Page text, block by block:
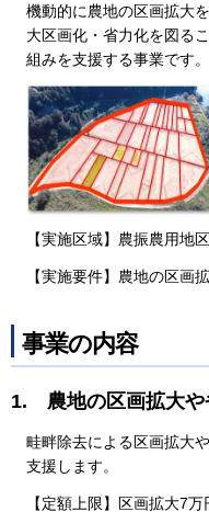
機動的に農地の区画拡大
大区画化・省力化を図る
組みを支援する事業です。
【実施区域】農振農⽤地
【実施要件】農地の区画
事業の内容
1. 農地の区画拡⼤や
畦畔除去による区画拡⼤
⽀援します。
【定額上限】区画拡⼤7